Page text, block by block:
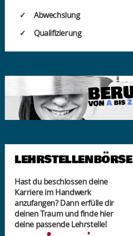
Abwechslung
Qualifizierung
LEHRSTELLENBÖRSE
Hast du beschlossen deine
Karriere im Handwerk
anzufangen? Dann erfülle dir
deinen Traum und finde hier
deine passende Lehrstelle!